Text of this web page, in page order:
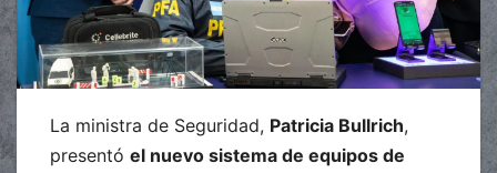
La ministra de Seguridad, Patricia Bullrich,
presentó el nuevo sistema de equipos de